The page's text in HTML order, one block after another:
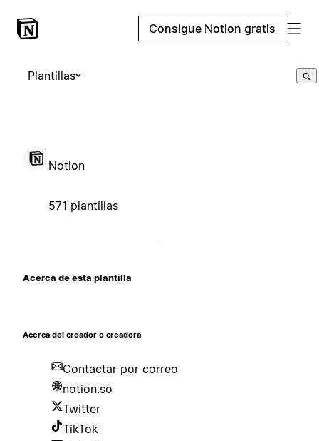
Consigue Notion gratis
Plantillas
Notion
571 plantillas
Acerca de esta plantilla
Acerca del creador o creadora
Contactar por correo
notion.so
Twitter
TikTok